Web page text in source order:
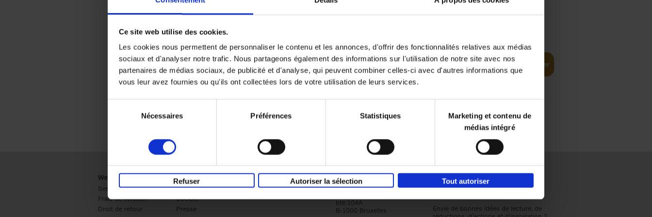
Ce site web utilise des cookies.
Les cookies nous permettent de personnaliser le contenu et les annonces, d'offrir des fonctionnalités relatives aux médias
sociaux et d'analyser notre trafic. Nous partageons également des informations sur l'utilisation de notre site avec nos
partenaires de médias sociaux, de publicité et d'analyse, qui peuvent combiner celles-ci avec d'autres informations que
vous leur avez fournies ou qu'ils ont collectées lors de votre utilisation de leurs services.
Nécessaires Préférences Statistiques
Marketing et contenu de
médias intégré
Refuser Autoriser la sélection Tout autoriser
Planning to Promoting
Clo Willaerts
Couverture souple
352 Ajouter au panier
Webshop
Service clients
Frais de livraison
Droit de retour
Business
Ventes
Société
Presse
Société
Qui sommes-nous?
Éditions Racine
Tour & Taxis
bte 104A
B-1000 Bruxelles
Envie de bonnes idées de lecture, de